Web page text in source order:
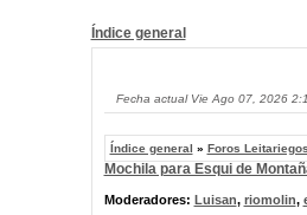
Índice general
Fecha actual Vie Ago 07, 2026
Índice general » Foros
Mochila para Esqui de
Moderadores: Luisan, riomolin,